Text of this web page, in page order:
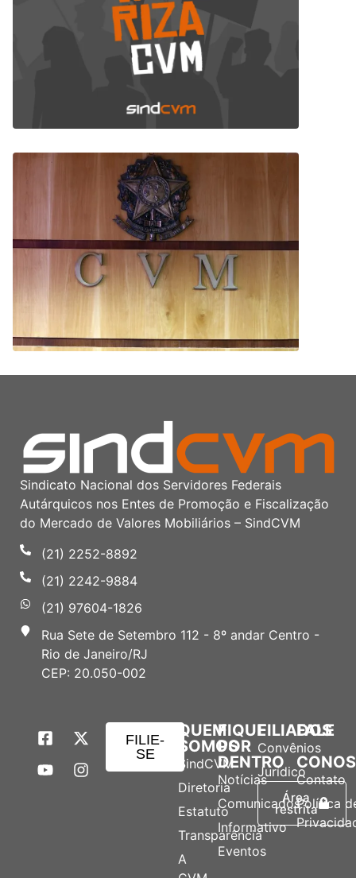
Sindicato Nacional dos Servidores Federais
Autárquicos nos Entes de Promoção e Fiscalização
do Mercado de Valores Mobiliários – SindCVM
(21) 2252-8892
(21) 2242-9884
(21) 97604-1826
Rua Sete de Setembro 112 - 8º andar Centro -
Rio de Janeiro/RJ
CEP: 20.050-002
FILIE-
SE
QUEM
SOMOS
SindCVM
Diretoria
Estatuto
Transparência
A
FIQUE
POR
DENTRO
Notícias
Comunicados
Informativo
Eventos
FILIADOS
Convênios
Jurídico
Área
restrita
FALE
Contato
Política